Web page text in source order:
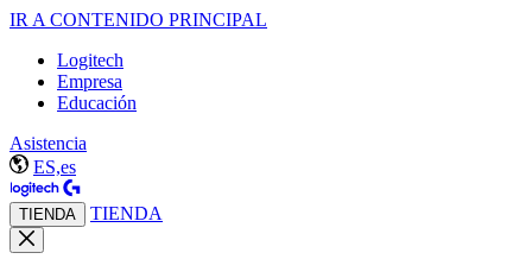
IR A CONTENIDO PRINCIPAL
Logitech
Empresa
Educación
Asistencia
ES,es
TIENDA TIENDA